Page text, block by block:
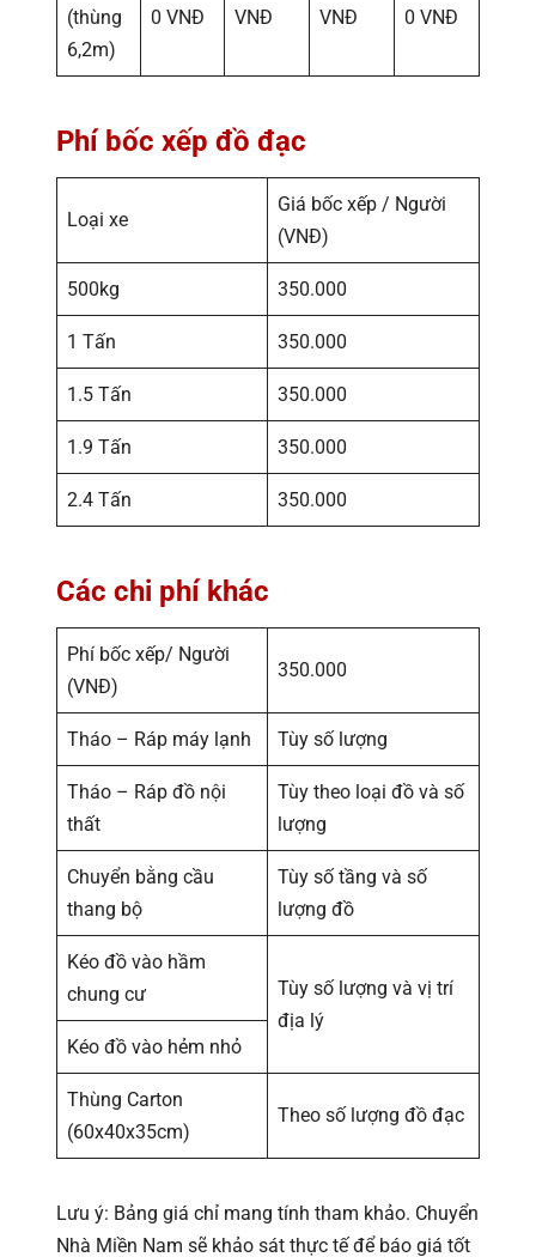
(thùng
6,2m)
0 VNĐ
VNĐ
VNĐ
0 VNĐ
Phí bốc xếp đồ đạc
Loại xe
Giá bốc xếp / Người
(VNĐ)
500kg 350.000
1 Tấn 350.000
1.5 Tấn 350.000
1.9 Tấn 350.000
2.4 Tấn 350.000
Các chi phí khác
Phí bốc xếp/ Người
(VNĐ)
350.000
Tháo – Ráp máy lạnh Tùy số lượng
Tháo – Ráp đồ nội
thất
Tùy theo loại đồ và số
lượng
Chuyển bằng cầu
thang bộ
Tùy số tầng và số
lượng đồ
Kéo đồ vào hầm
chung cư
Tùy số lượng và vị trí
địa lý
Kéo đồ vào hẻm nhỏ
Thùng Carton
(60x40x35cm)
Theo số lượng đồ đạc
Lưu ý: Bảng giá chỉ mang tính tham khảo. Chuyển
Nhà Miền Nam sẽ khảo sát thực tế để báo giá tốt